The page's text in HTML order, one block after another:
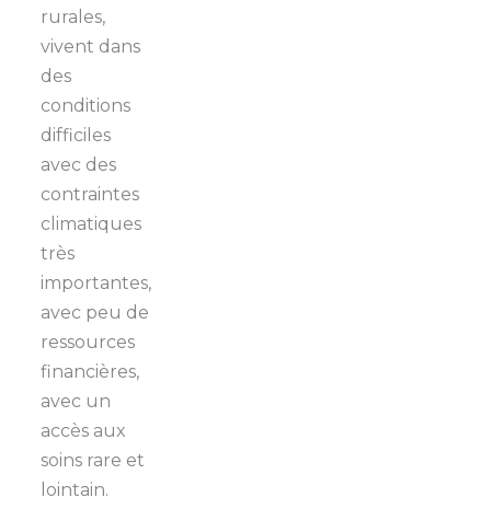
rurales,
vivent dans
des
conditions
difficiles
avec des
contraintes
climatiques
très
importantes,
avec peu de
ressources
financières,
avec un
accès aux
soins rare et
lointain.